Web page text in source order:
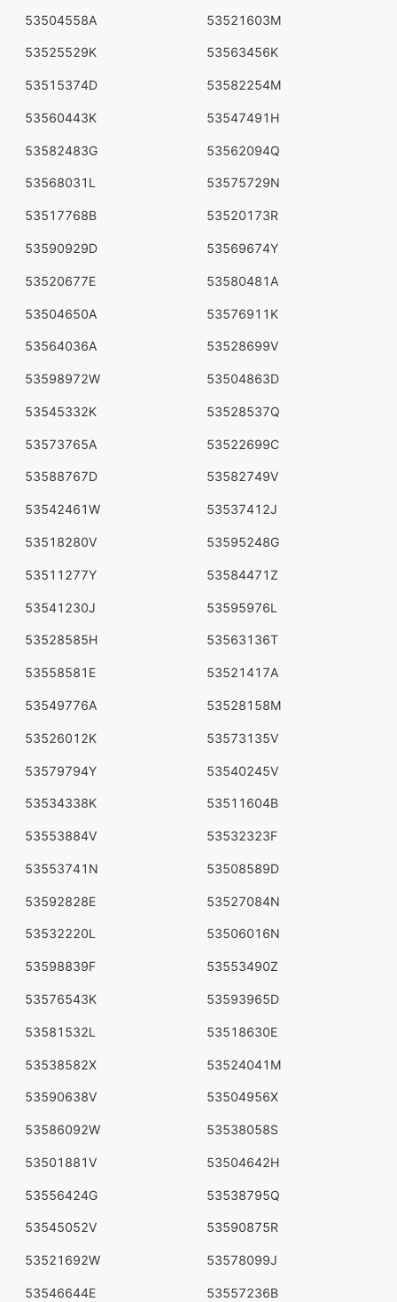
53504558A 53521603M
53525529K 53563456K
53515374D 53582254M
53560443K 53547491H
53582483G 53562094Q
53568031L 53575729N
53517768B 53520173R
53590929D 53569674Y
53520677E 53580481A
53504650A 53576911K
53564036A 53528699V
53598972W 53504863D
53545332K 53528537Q
53573765A 53522699C
53588767D 53582749V
53542461W 53537412J
53518280V 53595248G
53511277Y 53584471Z
53541230J 53595976L
53528585H 53563136T
53558581E 53521417A
53549776A 53528158M
53526012K 53573135V
53579794Y 53540245V
53534338K 53511604B
53553884V 53532323F
53553741N 53508589D
53592828E 53527084N
53532220L 53506016N
53598839F 53553490Z
53576543K 53593965D
53581532L 53518630E
53538582X 53524041M
53590638V 53504956X
53586092W 53538058S
53501881V 53504642H
53556424G 53538795Q
53545052V 53590875R
53521692W 53578099J
53546644E 53557236B